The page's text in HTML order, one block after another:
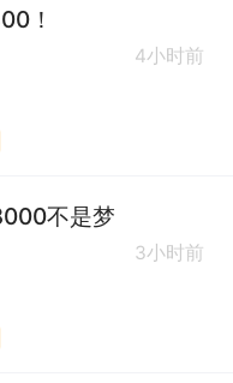
！
4小时前
不是梦
3小时前